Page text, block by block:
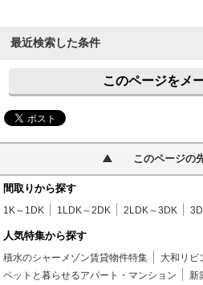
最近検索した条件
このページをメ
このページの
間取りから探す
1K～1DK 1LDK～2DK 2LDK～3DK
人気特集から探す
積水のシャーメゾン賃貸物件特集
大和リビ
ペットと暮らせるアパート・マンション
新